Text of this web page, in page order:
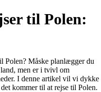
til Polen:
Polen? Måske planlægger du
men er i tvivl om
I denne artikel vil vi dykke
kommer til at rejse til Polen.